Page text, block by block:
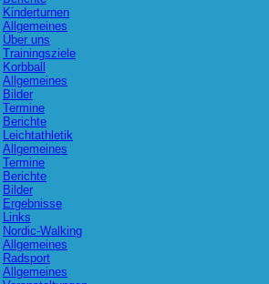
Kinderturnen
Allgemeines
Über uns
Trainingsziele
Korbball
Allgemeines
Bilder
Termine
Berichte
Leichtathletik
Allgemeines
Termine
Berichte
Bilder
Ergebnisse
Links
Nordic-Walking
Allgemeines
Radsport
Allgemeines